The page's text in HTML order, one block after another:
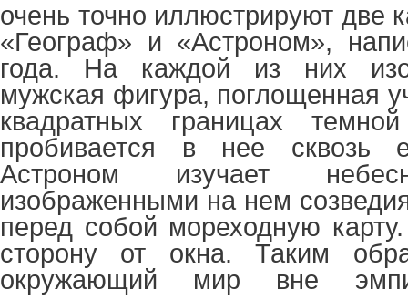
очень точно иллюстрируют две
«Географ» и «Астроном»,
года. На каждой из них
мужская фигура, поглощенная
квадратных границах
пробивается в нее сквозь
Астроном изучает
изображенными на нем
перед собой мореходную
сторону от окна. Таким
окружающий мир вне